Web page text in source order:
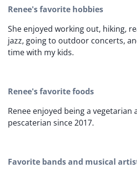
Renee's favorite hobbies
She enjoyed working out, hiking,
jazz, going to outdoor concerts,
time with my kids.
Renee's favorite foods
Renee enjoyed being a vegetarian
pescaterian since 2017.
Favorite bands and musical